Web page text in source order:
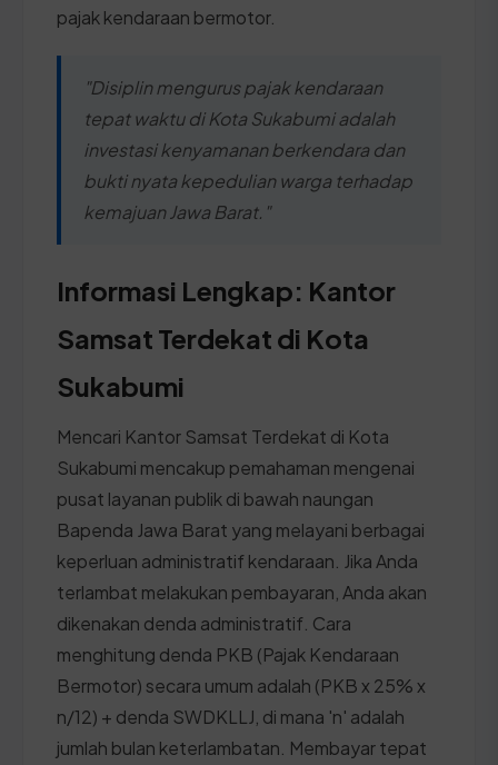
pajak kendaraan bermotor.
"Disiplin mengurus pajak kendaraan
tepat waktu di Kota Sukabumi adalah
investasi kenyamanan berkendara dan
bukti nyata kepedulian warga terhadap
kemajuan Jawa Barat."
Informasi Lengkap: Kantor
Samsat Terdekat di Kota
Sukabumi
Mencari Kantor Samsat Terdekat di Kota
Sukabumi mencakup pemahaman mengenai
pusat layanan publik di bawah naungan
Bapenda Jawa Barat yang melayani berbagai
keperluan administratif kendaraan. Jika Anda
terlambat melakukan pembayaran, Anda akan
dikenakan denda administratif. Cara
menghitung denda PKB (Pajak Kendaraan
Bermotor) secara umum adalah (PKB x 25% x
n/12) + denda SWDKLLJ, di mana 'n' adalah
jumlah bulan keterlambatan. Membayar tepat